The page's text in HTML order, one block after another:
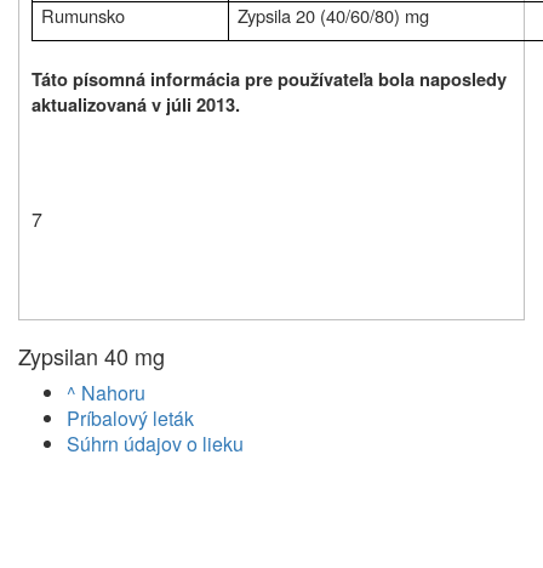
Rumunsko
Zypsila 20 (40/60/80) mg
Táto písomná informácia pre používateľa bola naposledy
aktualizovaná v júli 2013.
7
Zypsilan 40 mg
^ Nahoru
Príbalový leták
Súhrn údajov o lieku